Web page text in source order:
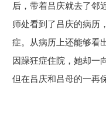
后，带着吕庆就去了邻
师处看到了吕庆的病历
症。从病历上还能够看
因躁狂症住院，她却一
但在吕庆和吕母的一再